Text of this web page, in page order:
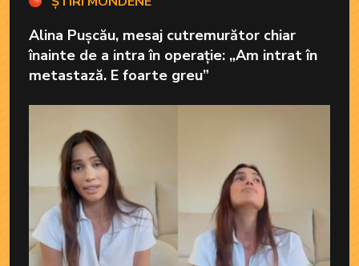
Alina Pușcău, mesaj cutremurător chiar
înainte de a intra în operație: „Am intrat în
metastază. E foarte greu”